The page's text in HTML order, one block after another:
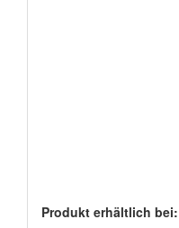
Produkt erhältlich bei: